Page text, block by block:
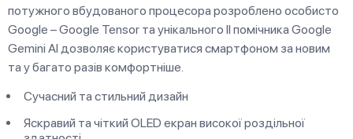
потужного вбудованого процесора розроблено особисто
Google – Google Tensor та унікального ІІ помічника Google
Gemini AI дозволяє користуватися смартфоном за новим
та у багато разів комфортніше.
Сучасний та стильний дизайн
Яскравий та чіткий OLED екран високої роздільної